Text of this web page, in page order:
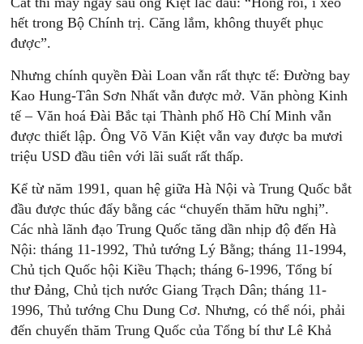
hết trong Bộ Chính trị. Căng lắm, không thuyết phục
được”.
Nhưng chính quyền Đài Loan vẫn rất thực tế: Đường bay
Kao Hung-Tân Sơn Nhất vẫn được mở. Văn phòng Kinh
tế – Văn hoá Đài Bắc tại Thành phố Hồ Chí Minh vẫn
được thiết lập. Ông Võ Văn Kiệt vẫn vay được ba mươi
triệu USD đầu tiên với lãi suất rất thấp.
Kể từ năm 1991, quan hệ giữa Hà Nội và Trung Quốc bắt
đầu được thúc đẩy bằng các “chuyến thăm hữu nghị”.
Các nhà lãnh đạo Trung Quốc tăng dần nhịp độ đến Hà
Nội: tháng 11-1992, Thủ tướng Lý Bằng; tháng 11-1994,
Chủ tịch Quốc hội Kiều Thạch; tháng 6-1996, Tổng bí
thư Đảng, Chủ tịch nước Giang Trạch Dân; tháng 11-
1996, Thủ tướng Chu Dung Cơ. Nhưng, có thể nói, phải
đến chuyến thăm Trung Quốc của Tổng bí thư Lê Khả